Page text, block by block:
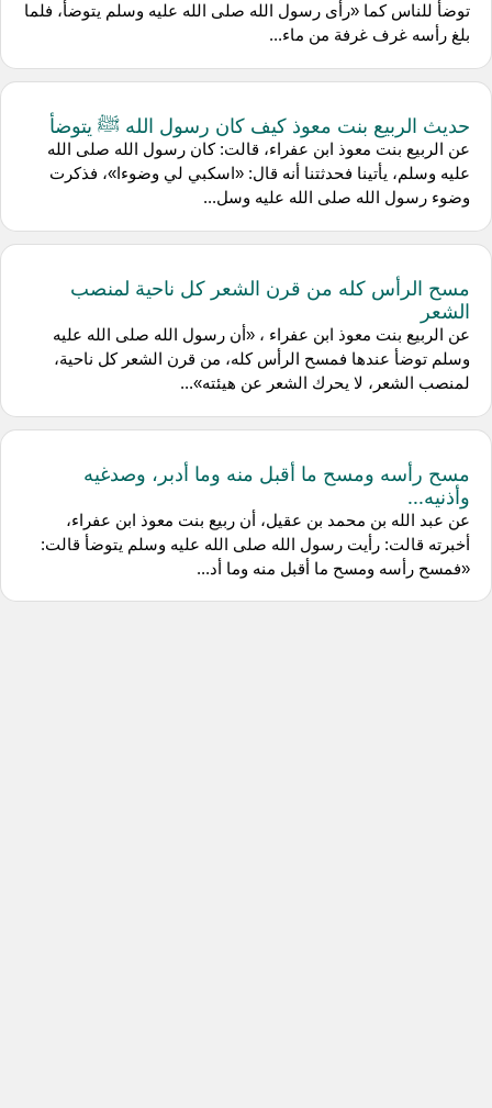
توضأ للناس كما «رأى رسول الله صلى الله عليه وسلم يتوضأ، فلما
بلغ رأسه غرف غرفة من ماء...
حديث الربيع بنت معوذ كيف كان رسول الله ﷺ يتوضأ
عن الربيع بنت معوذ ابن عفراء، قالت: كان رسول الله صلى الله
عليه وسلم، يأتينا فحدثتنا أنه قال: «اسكبي لي وضوءا»، فذكرت
وضوء رسول الله صلى الله عليه وسل...
مسح الرأس كله من قرن الشعر كل ناحية لمنصب
الشعر
عن الربيع بنت معوذ ابن عفراء ، «أن رسول الله صلى الله عليه
وسلم توضأ عندها فمسح الرأس كله، من قرن الشعر كل ناحية،
لمنصب الشعر، لا يحرك الشعر عن هيئته»...
مسح رأسه ومسح ما أقبل منه وما أدبر، وصدغيه
وأذنيه...
عن عبد الله بن محمد بن عقيل، أن ربيع بنت معوذ ابن عفراء،
أخبرته قالت: رأيت رسول الله صلى الله عليه وسلم يتوضأ قالت:
«فمسح رأسه ومسح ما أقبل منه وما أد...